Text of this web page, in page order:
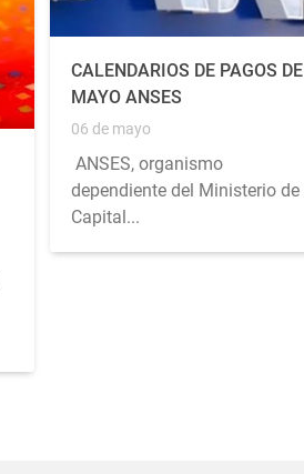
CALENDARIOS DE PAGOS DE
MAYO ANSES
06 de mayo
ANSES, organismo
dependiente del Ministerio de
Capital...